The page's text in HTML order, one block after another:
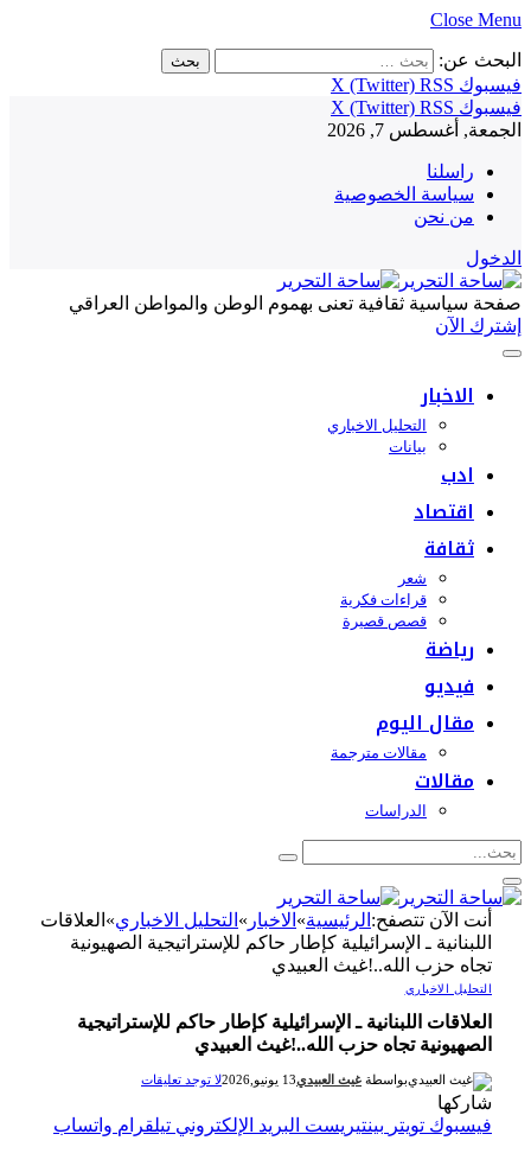
Close Menu
البحث عن:
فيسبوك
X (Twitter) RSS
فيسبوك
X (Twitter) RSS
الجمعة, أغسطس 7, 2026
راسلنا
سياسة الخصوصية
من نحن
الدخول
صفحة سياسية ثقافية تعنى بهموم الوطن والمواطن العراقي
إشترك الآن
الاخبار
التحليل الاخباري
بيانات
ادب
اقتصاد
ثقافة
شعر
قراءات فكرية
قصص قصيرة
رياضة
فيديو
مقال اليوم
مقالات مترجمة
مقالات
الدراسات
أنت الآن تتصفح:الرئيسية»الاخبار» التحليل الاخباري»العلاقات
اللبنانية ـ الإسرائيلية كإطار حاكم للإستراتيجية الصهيونية
تجاه حزب الله..!غيث العبيدي
التحليل الاخباري
العلاقات اللبنانية ـ الإسرائيلية كإطار حاكم للإستراتيجية
الصهيونية تجاه حزب الله..!غيث العبيدي
بواسطة غيث العبيدي13 يونيو,2026 لا توجد تعليقات
شاركها
فيسبوك تويتر بينتيريست البريد الإلكتروني تيلقرام واتساب